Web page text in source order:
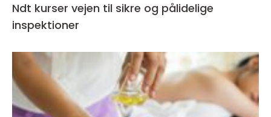
Ndt kurser vejen til sikre og pålidelige
inspektioner